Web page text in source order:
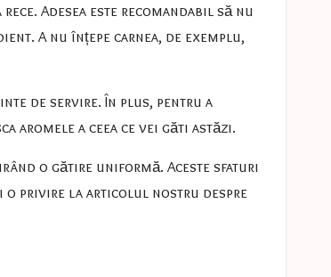
Adesea este recomandabil să nu
A nu înțepe carnea, de exemplu,
de servire. În plus, pentru a
aromele a ceea ce vei găti astăzi.
o gătire uniformă. Aceste sfaturi
o privire la articolul nostru despre